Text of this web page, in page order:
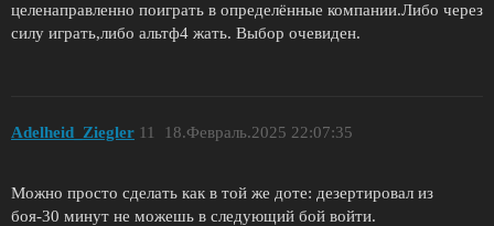
целенаправленно поиграть в определённые компании.Либо через
силу играть,либо альтф4 жать. Выбор очевиден.
Adelheid_Ziegler 18.Февраль.2025 22:07:35
11
Можно просто сделать как в той же доте: дезертировал из
боя-30 минут не можешь в следующий бой войти.